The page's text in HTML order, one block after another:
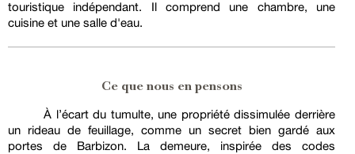
touristique indépendant. Il comprend une chambre, une
cuisine et une salle d'eau.
Ce que nous en pensons
À l’écart du tumulte, une propriété dissimulée derrière
un rideau de feuillage, comme un secret bien gardé aux
portes de Barbizon. La demeure, inspirée des codes